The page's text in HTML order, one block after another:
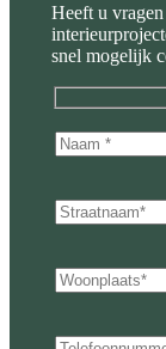
Heeft u
snel mogelijk